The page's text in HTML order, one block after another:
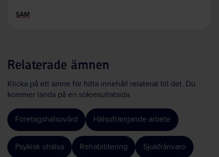
SAM
Relaterade ämnen
Klicka på ett ämne för hitta innehåll relaterat till det. Du
kommer landa på en sökresultatsida.
Företagshälsovård Hälsofrämjande arbete
Psykisk ohälsa Rehabilitering Sjukfrånvaro